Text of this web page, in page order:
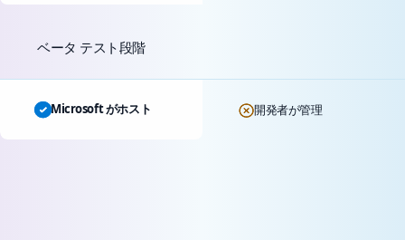
ベータ テスト段階
Microsoft がホスト 開発者が管理